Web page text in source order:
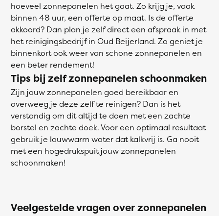
hoeveel zonnepanelen het gaat. Zo krijg je, vaak
binnen 48 uur, een offerte op maat. Is de offerte
akkoord? Dan plan je zelf direct een afspraak in met
het reinigingsbedrijf in Oud Beijerland. Zo geniet je
binnenkort ook weer van schone zonnepanelen en
een beter rendement!
Tips bij zelf zonnepanelen schoonmaken
Zijn jouw zonnepanelen goed bereikbaar en
overweeg je deze zelf te reinigen? Dan is het
verstandig om dit altijd te doen met een zachte
borstel en zachte doek. Voor een optimaal resultaat
gebruik je lauwwarm water dat kalkvrij is. Ga nooit
met een hogedrukspuit jouw zonnepanelen
schoonmaken!
Veelgestelde vragen over zonnepanelen